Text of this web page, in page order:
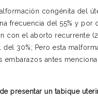
congénita del
frecuencia del 55% y por
con el aborto recurrente
30%; Pero esta
antes
presentar un tabique